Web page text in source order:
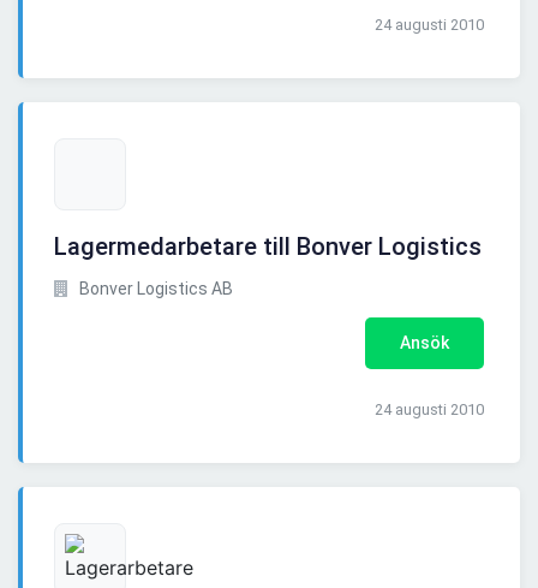
24 augusti 2010
Lagermedarbetare till Bonver Logistics
Bonver Logistics AB
Ansök
24 augusti 2010